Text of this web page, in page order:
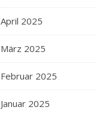
April 2025
März 2025
Februar 2025
Januar 2025